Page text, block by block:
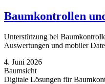
Baumkontrollen
Unterstützung bei
Auswertungen und mobiler
4. Juni 2026
Baumsicht
Digitale Lösungen für